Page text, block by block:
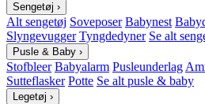
Sengetøj ›
Alt sengetøj Soveposer Babynest
Slyngevugger Tyngdedyner Se alt
Pusle & Baby ›
Stofbleer Babyalarm Pusleunderlag
Sutteflasker Potte Se alt pusle & baby
Legetøj ›